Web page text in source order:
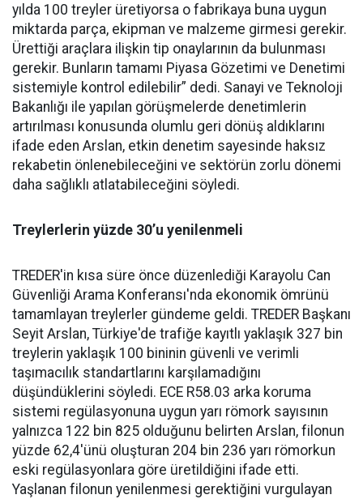
yılda 100 treyler üretiyorsa o fabrikaya buna uygun
miktarda parça, ekipman ve malzeme girmesi gerekir.
Ürettiği araçlara ilişkin tip onaylarının da bulunması
gerekir. Bunların tamamı Piyasa Gözetimi ve Denetimi
sistemiyle kontrol edilebilir” dedi. Sanayi ve Teknoloji
Bakanlığı ile yapılan görüşmelerde denetimlerin
artırılması konusunda olumlu geri dönüş aldıklarını
ifade eden Arslan, etkin denetim sayesinde haksız
rekabetin önlenebileceğini ve sektörün zorlu dönemi
daha sağlıklı atlatabileceğini söyledi.
Treylerlerin yüzde 30’u yenilenmeli
TREDER'in kısa süre önce düzenlediği Karayolu Can
Güvenliği Arama Konferansı'nda ekonomik ömrünü
tamamlayan treylerler gündeme geldi. TREDER Başkanı
Seyit Arslan, Türkiye'de trafiğe kayıtlı yaklaşık 327 bin
treylerin yaklaşık 100 bininin güvenli ve verimli
taşımacılık standartlarını karşılamadığını
düşündüklerini söyledi. ECE R58.03 arka koruma
sistemi regülasyonuna uygun yarı römork sayısının
yalnızca 122 bin 825 olduğunu belirten Arslan, filonun
yüzde 62,4'ünü oluşturan 204 bin 236 yarı römorkun
eski regülasyonlara göre üretildiğini ifade etti.
Yaşlanan filonun yenilenmesi gerektiğini vurgulayan